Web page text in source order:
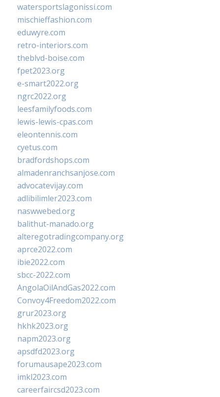
watersportslagonissi.com
mischieffashion.com
eduwyre.com
retro-interiors.com
theblvd-boise.com
fpet2023.org
e-smart2022.org
ngrc2022.org
leesfamilyfoods.com
lewis-lewis-cpas.com
eleontennis.com
cyetus.com
bradfordshops.com
almadenranchsanjose.com
advocatevijay.com
adlibilimler2023.com
naswwebed.org
balithut-manado.org
alteregotradingcompany.org
aprce2022.com
ibie2022.com
sbcc-2022.com
AngolaOilAndGas2022.com
Convoy4Freedom2022.com
grur2023.org
hkhk2023.org
napm2023.org
apsdfd2023.org
forumausape2023.com
imkl2023.com
careerfaircsd2023.com